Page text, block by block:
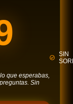
SIN
que esperabas,
Sin